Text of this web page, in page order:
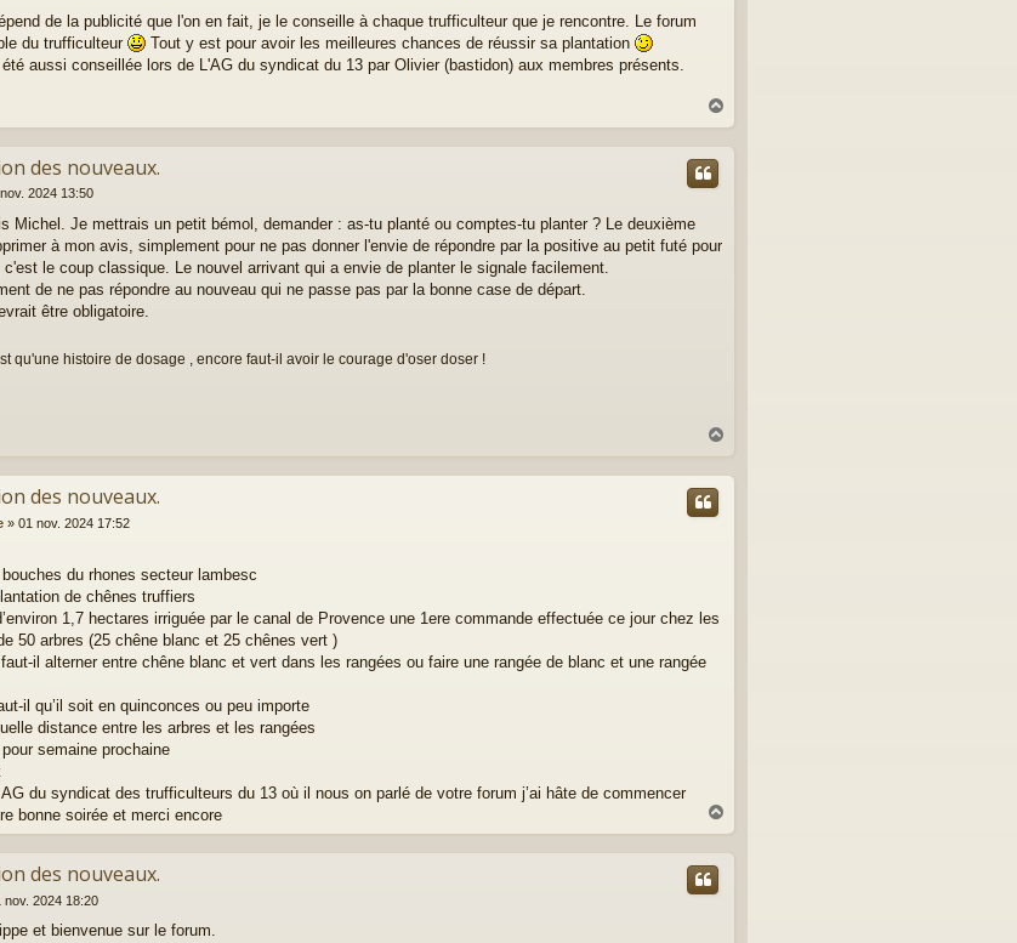
de la publicité que l'on en fait, je le conseille à chaque trufficulteur que je rencontre. Le forum
du trufficulteur
Tout y est pour avoir les meilleures chances de réussir sa plantation
aussi conseillée lors de L'AG du syndicat du 13 par Olivier (bastidon) aux membres présents.
a
des nouveaux.
2024 13:50
Michel. Je mettrais un petit bémol, demander : as-tu planté ou comptes-tu planter ? Le deuxième
à mon avis, simplement pour ne pas donner l'envie de répondre par la positive au petit futé pour
c'est le coup classique. Le nouvel arrivant qui a envie de planter le signale facilement.
de ne pas répondre au nouveau qui ne passe pas par la bonne case de départ.
être obligatoire.
qu'une histoire de dosage , encore faut-il avoir le courage d'oser doser !
u
des nouveaux.
» 01 nov. 2024 17:52
du rhones secteur lambesc
de chênes truffiers
1,7 hectares irriguée par le canal de Provence une 1ere commande effectuée ce jour chez les
50 arbres (25 chêne blanc et 25 chênes vert )
il alterner entre chêne blanc et vert dans les rangées ou faire une rangée de blanc et une rangée
il qu’il soit en quinconces ou peu importe
distance entre les arbres et les rangées
semaine prochaine
AG du syndicat des trufficulteurs du 13 où il nous on parlé de votre forum j’ai hâte de commencer
bonne soirée et merci encore
a
des nouveaux.
nov. 2024 18:20
et bienvenue sur le forum.